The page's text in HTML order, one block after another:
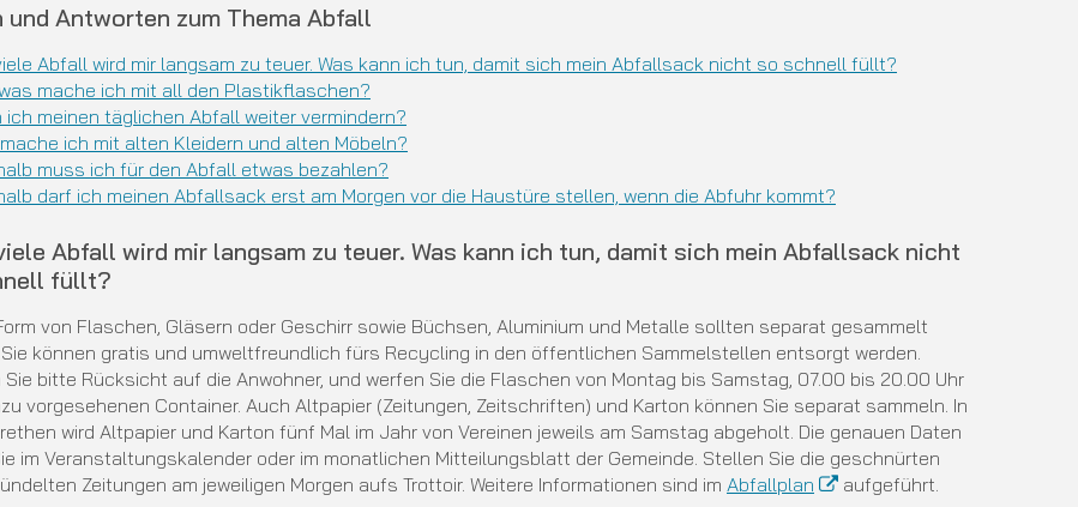
und Antworten zum Thema Abfall
Abfall wird mir langsam zu teuer. Was kann ich tun, damit sich mein Abfallsack nicht so schnell füllt?
mache ich mit all den Plastikflaschen?
ich meinen täglichen Abfall weiter vermindern?
ich mit alten Kleidern und alten Möbeln?
muss ich für den Abfall etwas bezahlen?
darf ich meinen Abfallsack erst am Morgen vor die Haustüre stellen, wenn die Abfuhr kommt?
Abfall wird mir langsam zu teuer. Was kann ich tun, damit sich mein Abfallsack nicht
füllt?
von Flaschen, Gläsern oder Geschirr sowie Büchsen, Aluminium und Metalle sollten separat gesammelt
können gratis und umweltfreundlich fürs Recycling in den öffentlichen Sammelstellen entsorgt werden.
Sie bitte Rücksicht auf die Anwohner, und werfen Sie die Flaschen von Montag bis Samstag, 07.00 bis 20.00 Uhr
vorgesehenen Container. Auch Altpapier (Zeitungen, Zeitschriften) und Karton können Sie separat sammeln. In
wird Altpapier und Karton fünf Mal im Jahr von Vereinen jeweils am Samstag abgeholt. Die genauen Daten
im Veranstaltungskalender oder im monatlichen Mitteilungsblatt der Gemeinde. Stellen Sie die geschnürten
Zeitungen am jeweiligen Morgen aufs Trottoir. Weitere Informationen sind im Abfallplan aufgeführt.